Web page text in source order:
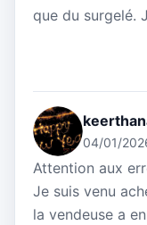
que du surgelé.
04/01/
Attention aux
Je suis venu
la vendeuse a